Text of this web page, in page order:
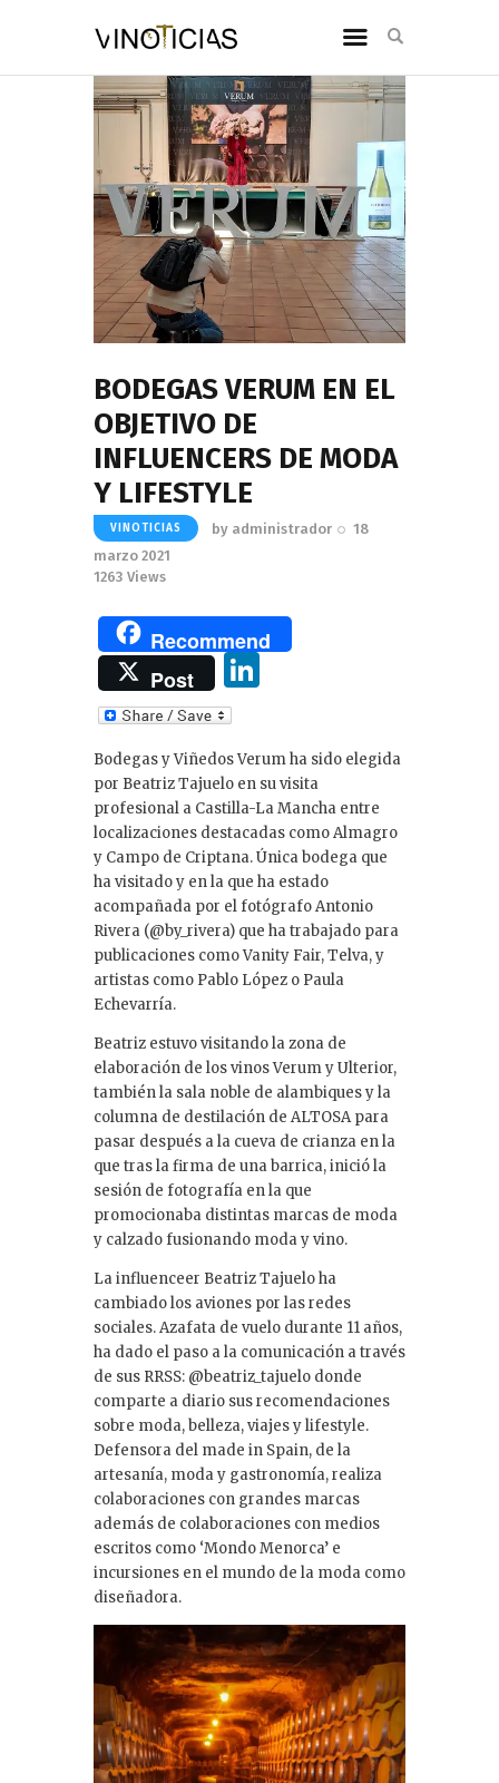
BODEGAS VERUM EN EL
OBJETIVO DE
INFLUENCERS DE MODA
Y LIFESTYLE
VINOTICIAS by administrador
18
marzo 2021
1263 Views
Recommend
Post
e
dI
n
Bodegas y Viñedos Verum ha sido elegida
por Beatriz Tajuelo en su visita
profesional a Castilla-La Mancha entre
localizaciones destacadas como Almagro
y Campo de Criptana. Única bodega que
ha visitado y en la que ha estado
acompañada por el fotógrafo Antonio
Rivera (@by_rivera) que ha trabajado para
publicaciones como Vanity Fair, Telva, y
artistas como Pablo López o Paula
Echevarría.
Beatriz estuvo visitando la zona de
elaboración de los vinos Verum y Ulterior,
también la sala noble de alambiques y la
columna de destilación de ALTOSA para
pasar después a la cueva de crianza en la
que tras la firma de una barrica, inició la
sesión de fotografía en la que
promocionaba distintas marcas de moda
y calzado fusionando moda y vino.
La influenceer Beatriz Tajuelo ha
cambiado los aviones por las redes
sociales. Azafata de vuelo durante 11 años,
ha dado el paso a la comunicación a través
de sus RRSS: @beatriz_tajuelo donde
comparte a diario sus recomendaciones
sobre moda, belleza, viajes y lifestyle.
Defensora del made in Spain, de la
artesanía, moda y gastronomía, realiza
colaboraciones con grandes marcas
además de colaboraciones con medios
escritos como ‘Mondo Menorca’ e
incursiones en el mundo de la moda como
diseñadora.